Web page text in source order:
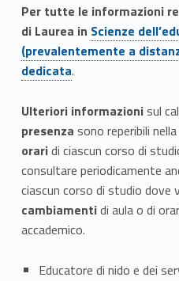
Per tutte le informazioni
di Laurea in Link identifier #identifier__80765-6
Scienze
(prevalentemente a
dedicata.
Ulteriori informazionisul
presenza sono reperibili nella
oraridi ciascun corso di
consultare periodicamente
ciascun corso di studio dove
cambiamentidi aula o di
accademico.
Educatore di nido e dei